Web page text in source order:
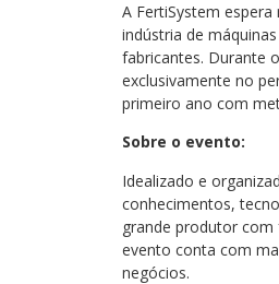
A FertiSystem
indústria de
fabricantes. Durante
exclusivamente no
primeiro ano com
Sobre o evento:
Idealizado e
conhecimentos,
grande produtor
evento conta com
negócios.